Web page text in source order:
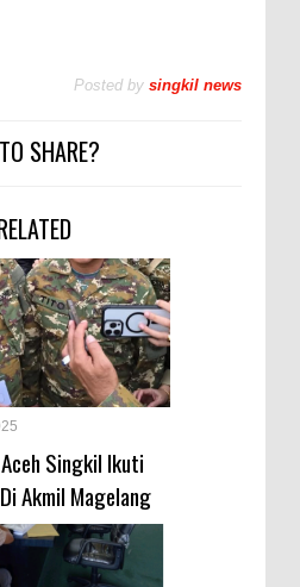
Posted by singkil news
SHARE?
Singkil Ikuti
Akmil Magelang